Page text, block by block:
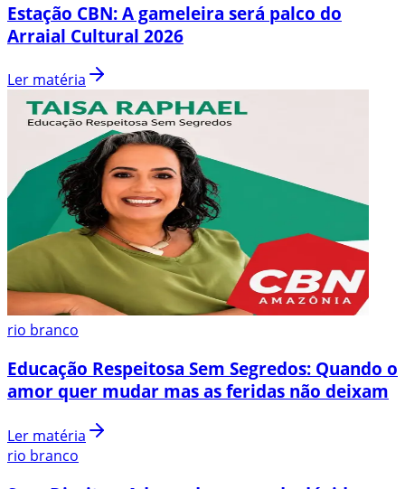
Estação CBN: A gameleira será palco do
Arraial Cultural 2026
Ler matéria
rio branco
Educação Respeitosa Sem Segredos: Quando o
amor quer mudar mas as feridas não deixam
Ler matéria
rio branco